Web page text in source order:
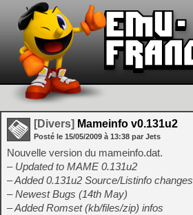
[Divers] Mameinfo v0.131u2
Posté le 15/05/2009 à 13:38 par Jets
Nouvelle version du mameinfo.dat.
– Updated to MAME 0.131u2
– Added 0.131u2 Source/Listinfo changes
– Newest Bugs (14th May)
– Added Romset (kb/files/zip) infos